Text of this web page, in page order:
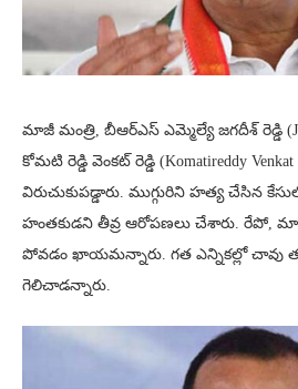
మాజీ మంత్రి, బీఆర్ఎస్ ఎమ్మెల్యే జగదీశ్ రెడ్డి
కోమటి రెడ్డి వెంకట్ రెడ్డి (Komatireddy
విరుచుకుపడ్డారు. ముగ్గురిని హత్య చేసిన
హంతకుడని తీవ్ర ఆరోపణలు చేశారు. రేపో,
పోవడం ఖాయమన్నారు. గత ఎన్నికల్లో చావు
గెలిచాడన్నారు.